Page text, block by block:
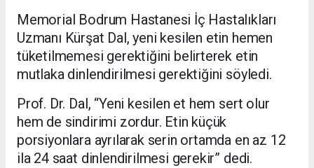
Memorial Bodrum Hastanesi İç Hastalıkları
Uzmanı Kürşat Dal, yeni kesilen etin hemen
tüketilmemesi gerektiğini belirterek etin
mutlaka dinlendirilmesi gerektiğini söyledi.
Prof. Dr. Dal, “Yeni kesilen et hem sert olur
hem de sindirimi zordur. Etin küçük
porsiyonlara ayrılarak serin ortamda en az 12
ila 24 saat dinlendirilmesi gerekir” dedi.